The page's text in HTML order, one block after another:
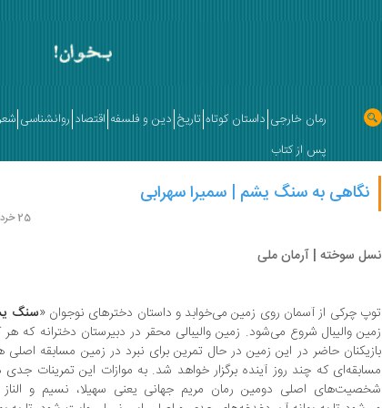
رمان خارجی داستان کوتاه تاریخ دین و فلسفه اقتصاد روانشناسی
پس از کتاب
نگاهی به سنگ یشم | سمیرا سهرابی
25 خرداد 1399
نسل سوخته | آرمان ملی
توپ چرکی از آسمان روی زمین می‌خوابد و داستان دخترهای نوجوان «سنگ
زمین والیبال شروع می‌شود. زمین والیبالی محقر در دبیرستان دخترانه که هر
بازیکنان حاضر در این زمین در حال تمرین برای نبرد در زمین مسابقه‌ اصلی
مسابقه‌ای که چند روز آینده برگزار خواهد شد. به موازات این تمرینات جدی
شخصیت‌های اصلی دومین رمان مریم جهانی یعنی سهیلا، نسیم و الناز